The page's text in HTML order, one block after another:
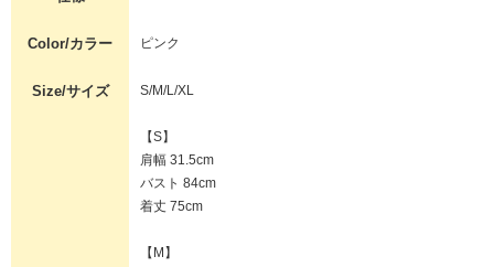
Color/カラー ピンク
Size/サイズ S/M/L/XL
【S】
肩幅 31.5cm
バスト 84cm
着丈 75cm
【M】